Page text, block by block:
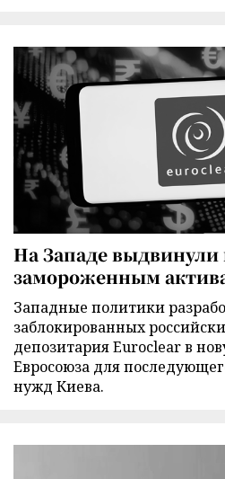
На Западе
замороженным
Западные политики
заблокированных
депозитария Euroclear в
Евросоюза для
нужд Киева.